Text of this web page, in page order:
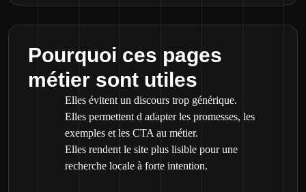
Pourquoi ces pages
métier sont utiles
Elles évitent un discours trop générique.
Elles permettent d adapter les promesses, les
exemples et les CTA au métier.
Elles rendent le site plus lisible pour une
recherche locale à forte intention.